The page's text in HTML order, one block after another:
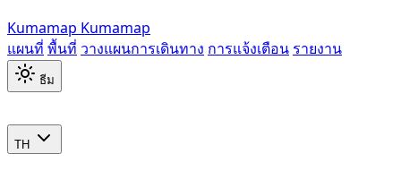
Kumamap Kumamap
แผนที่ พื้นที่ วางแผนการเดินทาง การแจ้งเตือน รายงาน
ธีม
TH